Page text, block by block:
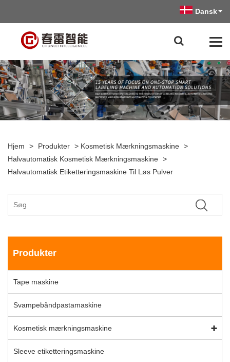
Dansk
Hjem > Produkter > Kosmetisk Mærkningsmaskine >
Halvautomatisk Kosmetisk Mærkningsmaskine >
Halvautomatisk Etiketteringsmaskine Til Løs Pulver
Produkter
Tape maskine
Svampebåndpastamaskine
Kosmetisk mærkningsmaskine
Sleeve etiketteringsmaskine